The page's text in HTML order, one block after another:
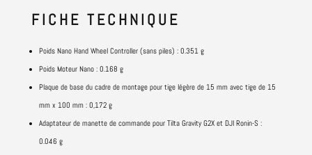
FICHE TECHNIQUE
Poids Nano Hand Wheel Controller (sans piles) : 0.351 g
Poids Moteur Nano : 0.168 g
Plaque de base du cadre de montage pour tige légère de 15 mm avec tige de 15
mm x 100 mm : 0,172 g
Adaptateur de manette de commande pour Tilta Gravity G2X et DJI Ronin-S :
0.046 g